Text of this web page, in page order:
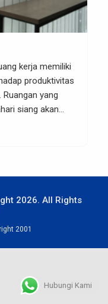
kerja memiliki
produktivitas
yang
siang akan
layar monitor
hingga
2026. All Rights
2001
Hubungi Kami